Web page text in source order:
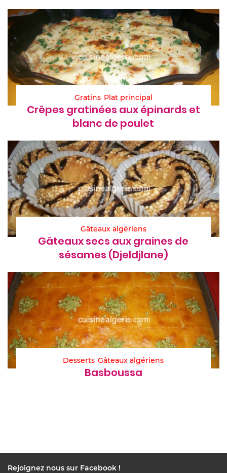
Gratins Plat principal
Crêpes gratinées aux épinards et
blanc de poulet
Gâteaux algériens
Gâteaux secs aux graines de
sésames (Djeldjlane)
Desserts Gâteaux algériens
Basboussa
Rejoignez nous sur Facebook !